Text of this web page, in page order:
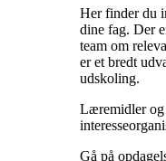
Her finder du
dine fag. Der
team om
er et bredt
udskoling.
Læremidler
Gå på